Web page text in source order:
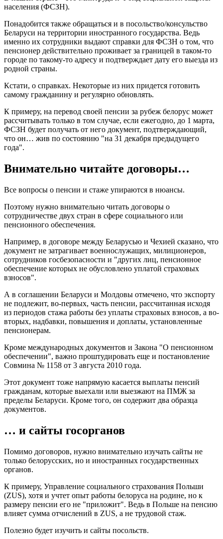
населения (ФСЗН).
Понадобится также обращаться и в посольство/консульство
Беларуси на территории иностранного государства. Ведь
именно их сотрудники выдают справки для ФСЗН о том, что
пенсионер действительно проживает за границей в таком-то
городе по такому-то адресу и подтверждает дату его выезда из
родной страны.
Кстати, о справках. Некоторые из них придется готовить
самому гражданину и регулярно обновлять.
К примеру, на перевод своей пенсии за рубеж белорус может
рассчитывать только в том случае, если ежегодно, до 1 марта,
ФСЗН будет получать от него документ, подтверждающий,
что он… жив по состоянию "на 31 декабря предыдущего
года".
Внимательно читайте договоры…
Все вопросы о пенсии и стаже упираются в нюансы.
Поэтому нужно внимательно читать договоры о
сотрудничестве двух стран в сфере социального или
пенсионного обеспечения.
Например, в договоре между Беларусью и Чехией сказано, что
документ не затрагивает военнослужащих, милиционеров,
сотрудников госбезопасности и "других лиц, пенсионное
обеспечение которых не обусловлено уплатой страховых
взносов".
А в соглашении Беларуси и Молдовы отмечено, что экспорту
не подлежит, во-первых, часть пенсии, рассчитанная исходя
из периодов стажа работы без уплаты страховых взносов, а во-
вторых, надбавки, повышения и доплаты, установленные
пенсионерам.
Кроме международных документов и Закона "О пенсионном
обеспечении", важно проштудировать еще и постановление
Совмина № 1158 от 3 августа 2010 года.
Этот документ тоже напрямую касается выплаты пенсий
гражданам, которые выехали или выезжают на ПМЖ за
пределы Беларуси. Кроме того, он содержит два образца
документов.
… и сайты госорганов
Помимо договоров, нужно внимательно изучать сайты не
только белорусских, но и иностранных государственных
органов.
К примеру, Управление социального страхования Польши
(ZUS), хотя и учтет опыт работы белоруса на родине, но к
размеру пенсии его не "приложит". Ведь в Польше на пенсию
влияет сумма отчислений в ZUS, а не трудовой стаж.
Полезно будет изучить и сайты посольств.